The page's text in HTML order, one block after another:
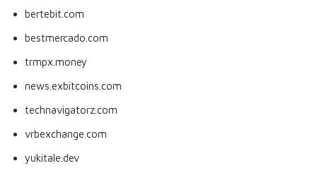
bertebit.com
bestmercado.com
trmpx.money
news.exbitcoins.com
technavigatorz.com
vrbexchange.com
yukitale.dev